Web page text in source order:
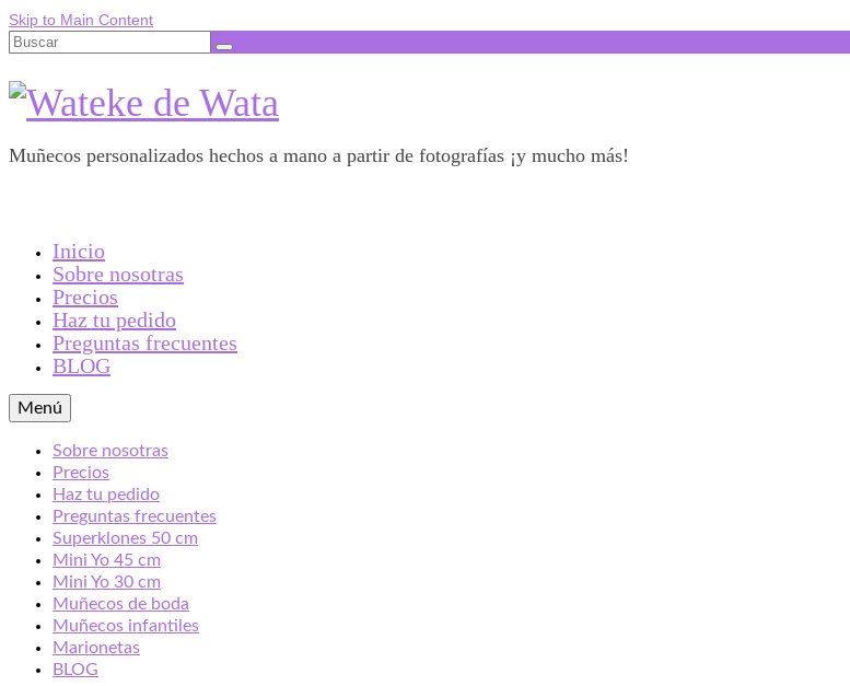
Skip to Main Content
Buscar
Muñecos personalizados hechos a mano a partir de fotografías ¡y mucho más!
Inicio
Sobre nosotras
Precios
Haz tu pedido
Preguntas frecuentes
BLOG
Menú
Sobre nosotras
Precios
Haz tu pedido
Preguntas frecuentes
Superklones 50 cm
Mini Yo 45 cm
Mini Yo 30 cm
Muñecos de boda
Muñecos infantiles
Marionetas
BLOG